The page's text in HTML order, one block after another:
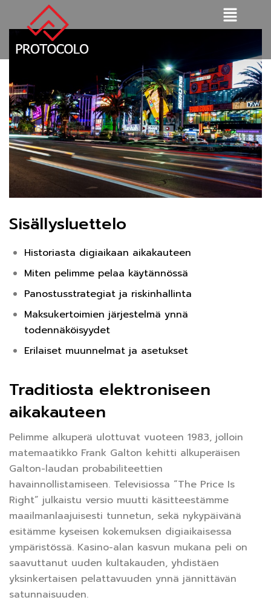
Sisällysluettelo
Historiasta digiaikaan aikakauteen
Miten pelimme pelaa käytännössä
Panostusstrategiat ja riskinhallinta
Maksukertoimien järjestelmä ynnä
todennäköisyydet
Erilaiset muunnelmat ja asetukset
Traditiosta elektroniseen
aikakauteen
Pelimme alkuperä ulottuvat vuoteen 1983, jolloin
matemaatikko Frank Galton kehitti alkuperäisen
Galton-laudan probabiliteettien
havainnollistamiseen. Televisiossa “The Price Is
Right” julkaistu versio muutti käsitteestämme
maailmanlaajuisesti tunnetun, sekä nykypäivänä
esitämme kyseisen kokemuksen digiaikaisessa
ympäristössä. Kasino-alan kasvun mukana peli on
saavuttanut uuden kultakauden, yhdistäen
yksinkertaisen pelattavuuden ynnä jännittävän
satunnaisuuden.